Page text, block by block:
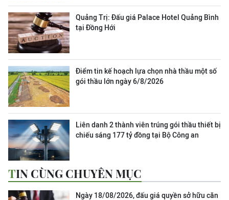
Quảng Trị: Đấu giá Palace Hotel Quảng Bình
tại Đồng Hới
Điểm tin kế hoạch lựa chọn nhà thầu một số
gói thầu lớn ngày 6/8/2026
Liên danh 2 thành viên trúng gói thầu thiết bị
chiếu sáng 177 tỷ đồng tại Bộ Công an
TIN CÙNG CHUYÊN MỤC
Ngày 18/08/2026, đấu giá quyền sở hữu căn